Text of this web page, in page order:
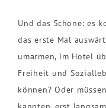
Und das Schöne: es
das erste Mal
umarmen, im Hotel
Freiheit und
können? Oder